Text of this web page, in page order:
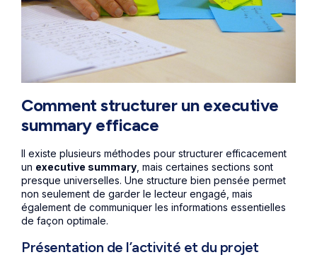
Comment structurer un executive
summary efficace
Il existe plusieurs méthodes pour structurer efficacement
un executive summary , mais certaines sections sont
presque universelles. Une structure bien pensée permet
non seulement de garder le lecteur engagé, mais
également de communiquer les informations essentielles
de façon optimale.
Présentation de l’activité et du projet